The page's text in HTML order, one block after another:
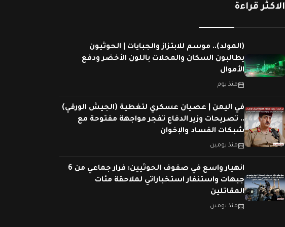
الاكثر قراءة
(المولد).. موسم للابتزاز والجبايات | الحوثيون
يطالبون السكان والمحلات باللون الأخضر ودفع
الأموال
منذ يوم
في اليمن | عصيان عسكري لتغطية (الجيش الورقي)
.. تصريحات وزير الدفاع تفجر مواجهة مفتوحة مع
شبكات الفساد والإخوان
منذ يومين
انهيار واسع في صفوف الحوثيين: فرار جماعي من 6
جبهات واستنفار استخباراتي لملاحقة مئات
المقاتلين
منذ يومين